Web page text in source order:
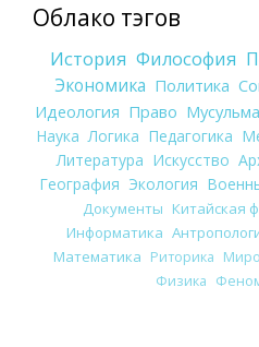
Облако тэгов
История Философия
Экономика Политика
Идеология Право
Наука Логика Педагогика
Литература Искусство
География Экология
Документы Китайская
Информатика
Математика Риторика
Физика